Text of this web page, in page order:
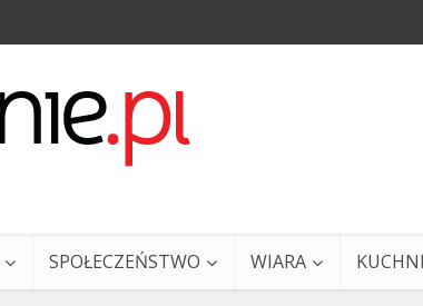
SPOŁECZEŃSTWO WIARA